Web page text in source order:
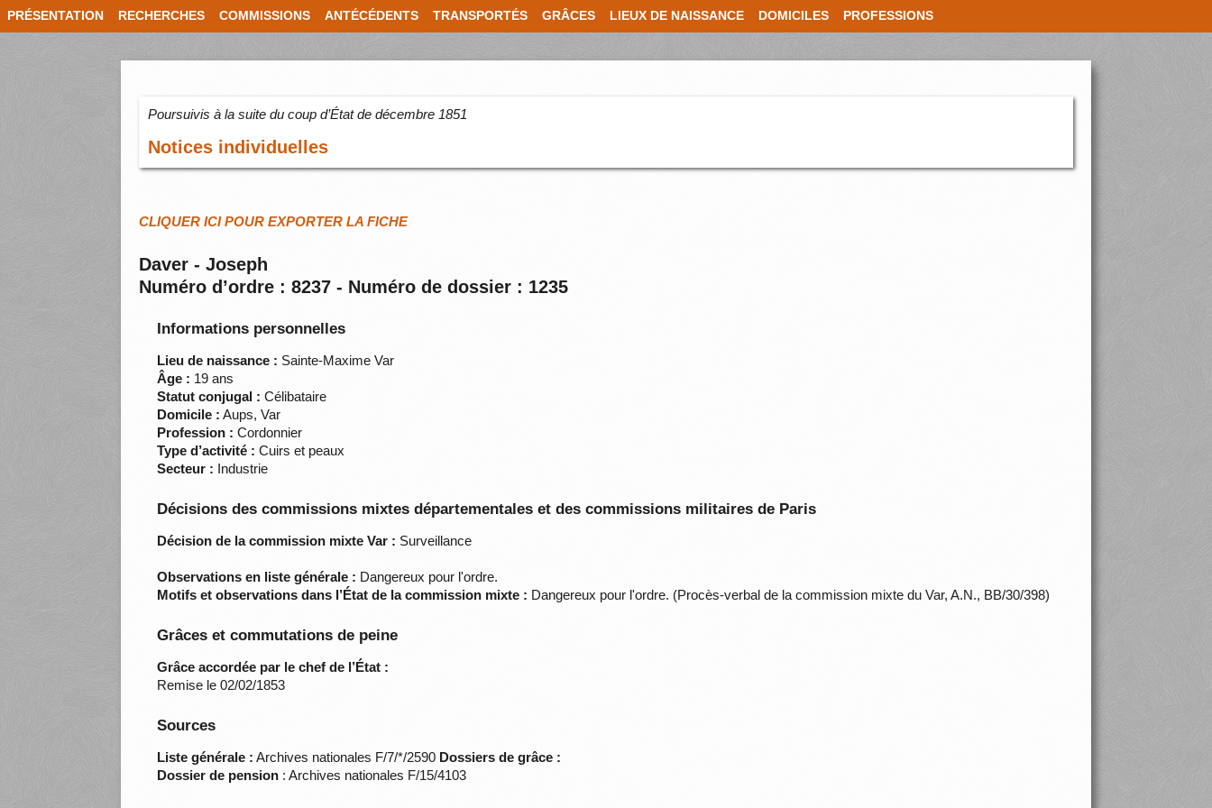
PRÉSENTATION RECHERCHES COMMISSIONS ANTÉCÉDENTS TRANSPORTÉS GRÂCES LIEUX DE NAISSANCE DOMICILES PROFESSIONS
Poursuivis à la suite du coup d’État de décembre 1851
Notices individuelles
CLIQUER ICI POUR EXPORTER LA FICHE
Daver - Joseph
Numéro d’ordre : 8237 - Numéro de dossier : 1235
Informations personnelles
Lieu de naissance : Sainte-Maxime Var
Âge : 19 ans
Statut conjugal : Célibataire
Domicile : Aups, Var
Profession : Cordonnier
Type d’activité : Cuirs et peaux
Secteur : Industrie
Décisions des commissions mixtes départementales et des commissions militaires de Paris
Décision de la commission mixte Var : Surveillance
Observations en liste générale : Dangereux pour l'ordre.
Motifs et observations dans l’État de la commission mixte : Dangereux pour l'ordre. (Procès-verbal de la commission mixte du Var, A.N., BB/30/398)
Grâces et commutations de peine
Grâce accordée par le chef de l’État :
Remise le 02/02/1853
Sources
Liste générale : Archives nationales F/7/*/2590 Dossiers de grâce :
Dossier de pension : Archives nationales F/15/4103